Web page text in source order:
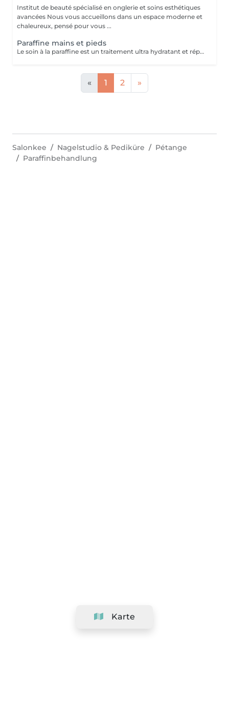
Institut de beauté spécialisé en onglerie et soins esthétiques
avancées Nous vous accueillons dans un espace moderne et
chaleureux, pensé pour vous ...
Paraffine mains et pieds
Le soin à la paraffine est un traitement ultra hydratant et réparateur idéal pour les mains et pieds secs et abîmés. Ce soin consiste à éliminer toutes les cellules mortes grâce à un gommage manuel ou mécanique suivi d un enveloppement en paraffine.
« 1 2 »
Karte
Salonkee Nagelstudio & Pediküre
Pétange
Paraffinbehandlung